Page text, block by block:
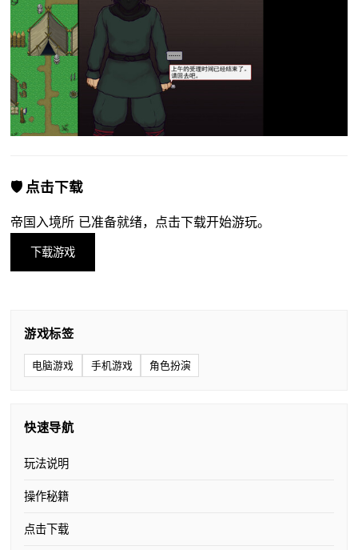
🛡️ 点击下载
帝国入境所 已准备就绪，点击下载开始游玩。
下载游戏
游戏标签
电脑游戏 手机游戏 角色扮演
快速导航
玩法说明
操作秘籍
点击下载